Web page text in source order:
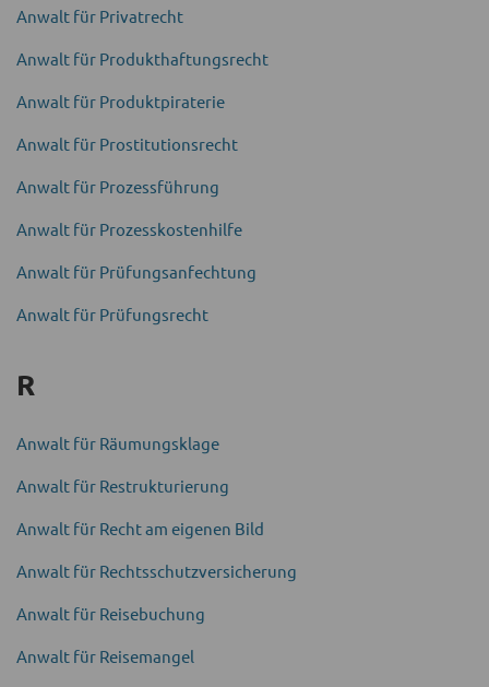
Anwalt für Privatrecht
Anwalt für Produkt­haftungsrecht
Anwalt für Produkt­piraterie
Anwalt für Prostitu­tionsrecht
Anwalt für Prozess­führung
Anwalt für Prozess­kostenhilfe
Anwalt für Prüfungs­anfechtung
Anwalt für Prüfungs­recht
R
Anwalt für Räumungs­klage
Anwalt für Re­strukturierung
Anwalt für Recht am eigenen Bild
Anwalt für Rechtsschutz­versicherung
Anwalt für Reise­buchung
Anwalt für Reise­mangel